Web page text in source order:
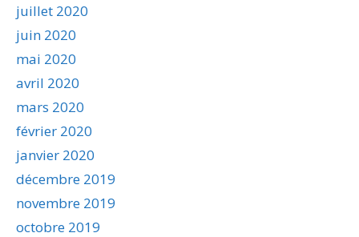
juillet 2020
juin 2020
mai 2020
avril 2020
mars 2020
février 2020
janvier 2020
décembre 2019
novembre 2019
octobre 2019